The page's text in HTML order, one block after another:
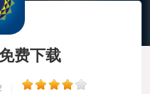
费下载